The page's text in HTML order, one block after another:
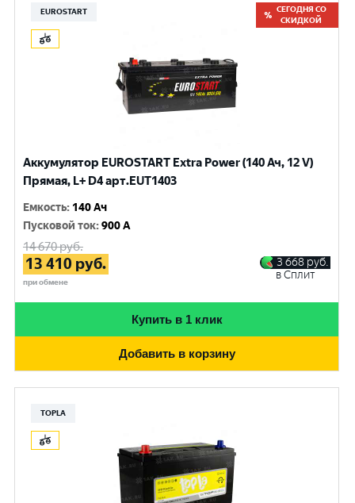
EUROSTART
СЕГОДНЯ СО
СКИДКОЙ
Аккумулятор EUROSTART Extra Power (140 Ач, 12 V)
Прямая, L+ D4 арт.EUT1403
Емкость: 140 Ач
Пусковой ток:900 A
14 670руб.
13 410 руб.
при обмене
3 668 руб.
в Сплит
Купить в 1 клик
Добавить в корзину
TOPLA